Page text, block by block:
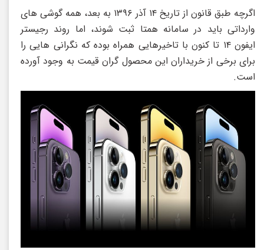
اگرچه طبق قانون از تاریخ ۱۴ آذر ۱۳۹۶ به بعد، همه گوشی های
وارداتی باید در سامانه همتا ثبت شوند، اما روند رجیستر
ایفون ۱۴ تا کنون با تاخیرهایی همراه بوده که نگرانی هایی را
برای برخی از خریداران این محصول گران قیمت به وجود آورده
است.